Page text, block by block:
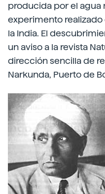
producida por el agua
experimento realizado
la India. El
un aviso a la revista
dirección sencilla de
Narkunda, Puerto de